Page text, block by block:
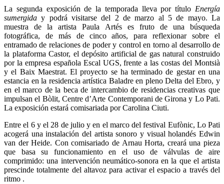
La segunda exposición de la temporada lleva por título Energía
sumergida y podrá visitarse del 2 de marzo al 5 de mayo. La
muestra de la artista Paula Artés es fruto de una búsqueda
fotográfica, de más de cinco años, para reflexionar sobre el
entramado de relaciones de poder y control en torno al desarrollo de
la plataforma Castor, el depósito artificial de gas natural construido
por la empresa española Escal UGS, frente a las costas del Montsià
y el Baix Maestrat. El proyecto se ha terminado de gestar en una
estancia en la residencia artística Baladre en pleno Delta del Ebro, y
en el marco de la beca de intercambio de residencias creativas que
impulsan el Bòlit, Centre d’Arte Contemporani de Girona y Lo Pati.
La exposición estará comisariada por Carolina Ciuti.
Entre el 6 y el 28 de julio y en el marco del festival Eufònic, Lo Pati
acogerá una instalación del artista sonoro y visual holandés Edwin
van der Heide. Con comisariado de Arnau Horta, creará una pieza
que basa su funcionamiento en el uso de válvulas de aire
comprimido: una intervención neumático-sonora en la que el artista
prescinde totalmente del altavoz para activar el espacio a través del
ritmo .